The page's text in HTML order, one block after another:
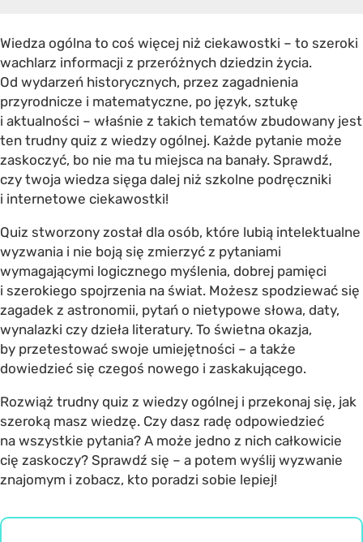
Wiedza ogólna to coś więcej niż ciekawostki – to szeroki
wachlarz informacji z przeróżnych dziedzin życia.
Od wydarzeń historycznych, przez zagadnienia
przyrodnicze i matematyczne, po język, sztukę
i aktualności – właśnie z takich tematów zbudowany jest
ten trudny quiz z wiedzy ogólnej. Każde pytanie może
zaskoczyć, bo nie ma tu miejsca na banały. Sprawdź,
czy twoja wiedza sięga dalej niż szkolne podręczniki
i internetowe ciekawostki!
Quiz stworzony został dla osób, które lubią intelektualne
wyzwania i nie boją się zmierzyć z pytaniami
wymagającymi logicznego myślenia, dobrej pamięci
i szerokiego spojrzenia na świat. Możesz spodziewać się
zagadek z astronomii, pytań o nietypowe słowa, daty,
wynalazki czy dzieła literatury. To świetna okazja,
by przetestować swoje umiejętności – a także
dowiedzieć się czegoś nowego i zaskakującego.
Rozwiąż trudny quiz z wiedzy ogólnej i przekonaj się, jak
szeroką masz wiedzę. Czy dasz radę odpowiedzieć
na wszystkie pytania? A może jedno z nich całkowicie
cię zaskoczy? Sprawdź się – a potem wyślij wyzwanie
znajomym i zobacz, kto poradzi sobie lepiej!